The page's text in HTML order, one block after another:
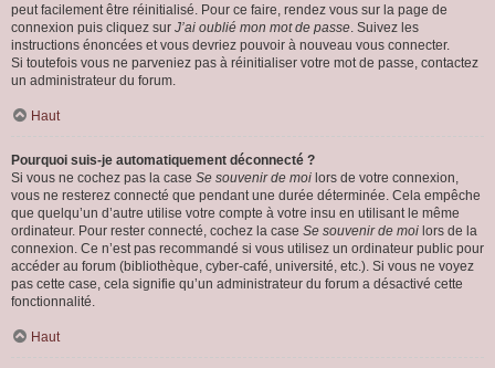
peut facilement être réinitialisé. Pour ce faire, rendez vous sur la page de
connexion puis cliquez sur J’ai oublié mon mot de passe. Suivez les
instructions énoncées et vous devriez pouvoir à nouveau vous connecter.
Si toutefois vous ne parveniez pas à réinitialiser votre mot de passe, contactez
un administrateur du forum.
Haut
Pourquoi suis-je automatiquement déconnecté ?
Si vous ne cochez pas la case Se souvenir de moi lors de votre connexion,
vous ne resterez connecté que pendant une durée déterminée. Cela empêche
que quelqu’un d’autre utilise votre compte à votre insu en utilisant le même
ordinateur. Pour rester connecté, cochez la case Se souvenir de moi lors de la
connexion. Ce n’est pas recommandé si vous utilisez un ordinateur public pour
accéder au forum (bibliothèque, cyber-café, université, etc.). Si vous ne voyez
pas cette case, cela signifie qu’un administrateur du forum a désactivé cette
fonctionnalité.
Haut